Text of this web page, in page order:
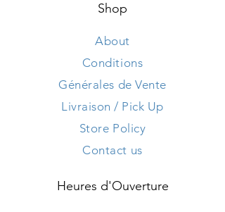
Shop
About
Conditions
Générales de Vente
Livraison / Pick Up
Store Policy
Contact us
Heures d'Ouverture